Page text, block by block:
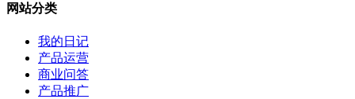
网站分类
我的日记
产品运营
商业问答
产品推广